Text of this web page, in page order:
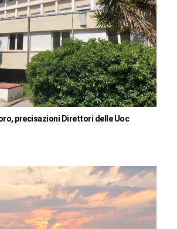
precisazioni Direttori delle Uoc